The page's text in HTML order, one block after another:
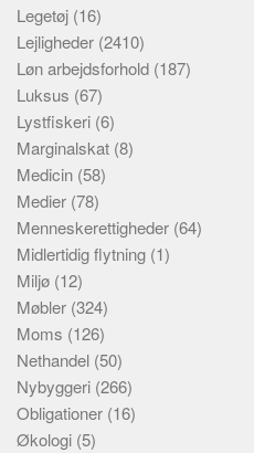
Legetøj (16)
Lejligheder (2410)
Løn arbejdsforhold (187)
Luksus (67)
Lystfiskeri (6)
Marginalskat (8)
Medicin (58)
Medier (78)
Menneskerettigheder (64)
Midlertidig flytning (1)
Miljø (12)
Møbler (324)
Moms (126)
Nethandel (50)
Nybyggeri (266)
Obligationer (16)
Økologi (5)